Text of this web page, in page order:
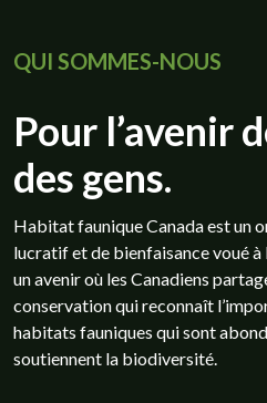
QUI SOMMES-NOUS
Pour l’avenir
des gens.
Habitat faunique Canada est un
lucratif et de bienfaisance voué
un avenir où les Canadiens
conservation qui reconnaît
habitats fauniques qui sont
soutiennent la biodiversité.